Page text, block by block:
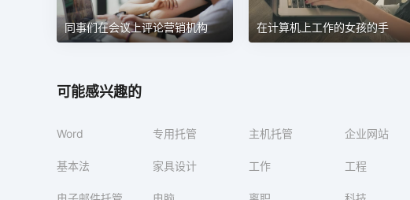
同事们在会议上评论营销机构 在计算机上工作的女孩的手
可能感兴趣的
Word 专用托管 主机托管 企业网站
基本法 家具设计 工作 工程